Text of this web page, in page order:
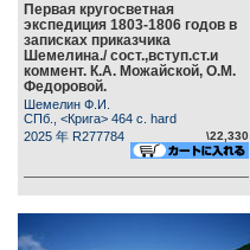
Первая кругосветная
экспедиция 1803-1806 годов в
записках приказчика
Шемелина./ сост.,вступ.ст.и
коммент. К.А. Можайской, О.М.
Федоровой.
Шемелин Ф.И.
СПб., <Крига> 464 c. hard
2025 年 R277784
\22,330